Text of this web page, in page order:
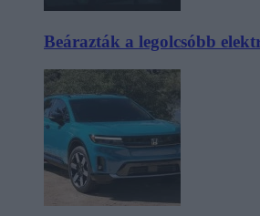
Beárazták a legolcsóbb